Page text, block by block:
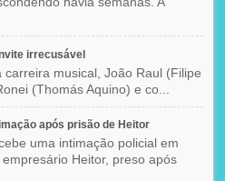
irrecusável
musical, João Raul (Filipe
(Thomás Aquino) e co...
após prisão de Heitor
uma intimação policial em
Heitor, preso após